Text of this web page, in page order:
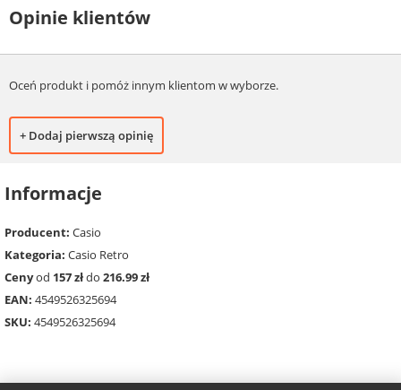
Opinie klientów
Oceń produkt i pomóż innym klientom w wyborze.
+ Dodaj pierwszą opinię
Informacje
Producent: Casio
Kategoria: Casio Retro
Cenyod 157 złdo 216.99 zł
EAN: 4549526325694
SKU: 4549526325694